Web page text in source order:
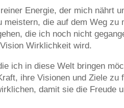
Energie, der mich nährt
meistern, die auf dem Weg
die ich noch nicht
Wirklichkeit wird.
ich in diese Welt bringen
ihre Visionen und Ziele zu
damit sie die Freude